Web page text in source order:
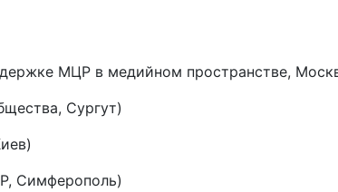
МЦР в медийном пространстве,
Сургут)
Симферополь)